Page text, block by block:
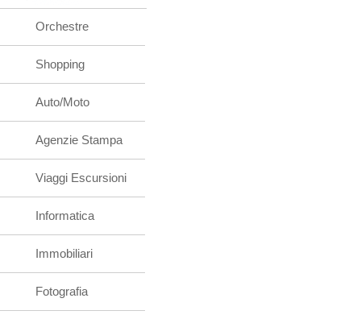
Orchestre
Shopping
Auto/Moto
Agenzie Stampa
Viaggi Escursioni
Informatica
Immobiliari
Fotografia